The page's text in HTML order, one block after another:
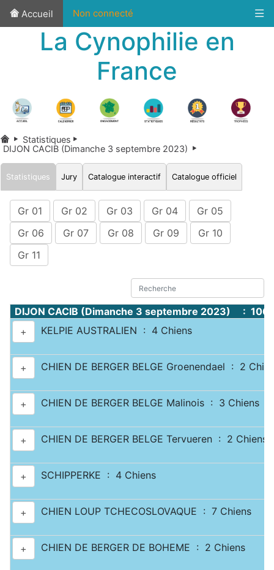
Accueil Non connecté
La Cynophilie en
France
Statistiques
DIJON CACIB (Dimanche 3 septembre 2023)
Statistiques Jury Catalogue interactif Catalogue officiel
Gr 01 Gr 02 Gr 03 Gr 04
Gr 05
Gr 06
Gr 07 Gr 08 Gr 09
Gr 10
Gr 11
DIJON CACIB (Dimanche 3 septembre 2023) :
+
KELPIE AUSTRALIEN : 4 Chiens
+ CHIEN DE BERGER BELGE Groenendael : 2
+ CHIEN DE BERGER BELGE Malinois : 3 Chiens
+ CHIEN DE BERGER BELGE Tervueren : 2 Chiens
+ SCHIPPERKE : 4 Chiens
+ CHIEN LOUP TCHECOSLOVAQUE : 7 Chiens
+ CHIEN DE BERGER DE BOHEME : 2 Chiens